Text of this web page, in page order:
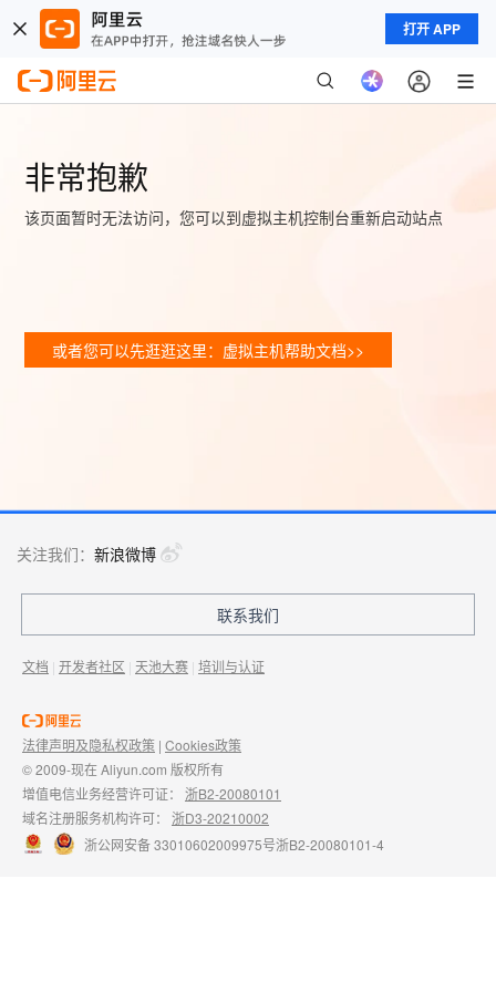
打开 APP
非常抱歉
该页面暂时无法访问，您可以到虚拟主机控制台重新启动站点
或者您可以先逛逛这里：虚拟主机帮助文档>>